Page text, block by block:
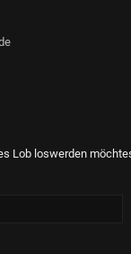
Lob loswerden